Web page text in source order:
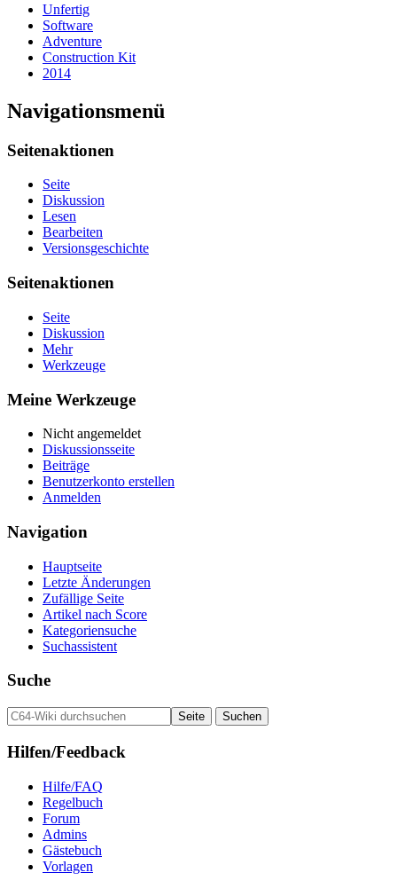
Unfertig
Software
Adventure
Construction Kit
2014
Navigationsmenü
Seitenaktionen
Seite
Diskussion
Lesen
Bearbeiten
Versionsgeschichte
Seitenaktionen
Seite
Diskussion
Mehr
Werkzeuge
Meine Werkzeuge
Nicht angemeldet
Diskussionsseite
Beiträge
Benutzerkonto erstellen
Anmelden
Navigation
Hauptseite
Letzte Änderungen
Zufällige Seite
Artikel nach Score
Kategoriensuche
Suchassistent
Suche
Hilfen/Feedback
Hilfe/FAQ
Regelbuch
Forum
Admins
Gästebuch
Vorlagen